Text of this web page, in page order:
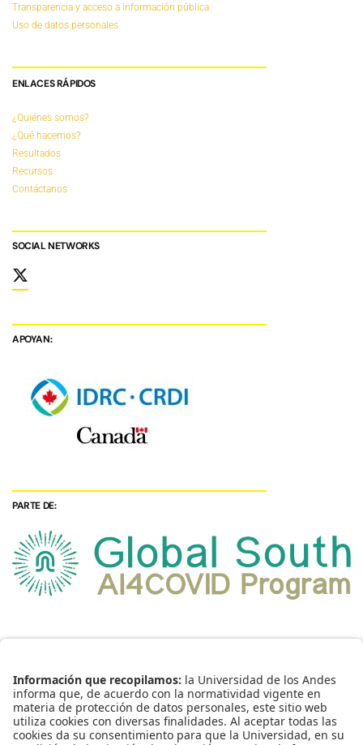
Transparencia y acceso a información pública
Uso de datos personales
ENLACES RÁPIDOS
¿Quiénes somos?
¿Qué hacemos?
Resultados
Recursos
Contáctanos
SOCIAL NETWORKS
APOYAN:
PARTE DE: